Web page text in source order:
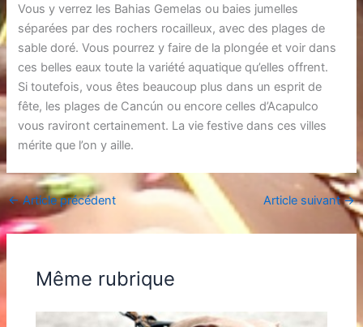
Vous y verrez les Bahias Gemelas ou baies jumelles
séparées par des rochers rocailleux, avec des plages de
sable doré. Vous pourrez y faire de la plongée et voir dans
ces belles eaux toute la variété aquatique qu’elles offrent.
Si toutefois, vous êtes beaucoup plus dans un esprit de
fête, les plages de Cancún ou encore celles d’Acapulco
vous raviront certainement. La vie festive dans ces villes
mérite que l’on y aille.
←Article précédent Article suivant→
Même rubrique